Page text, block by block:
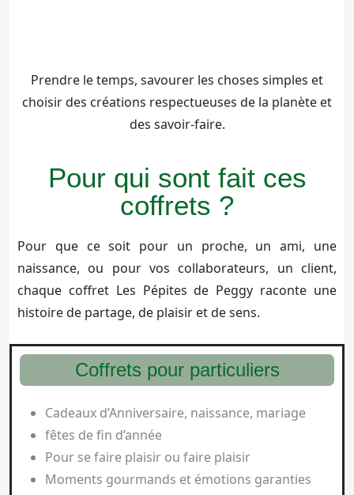
Prendre le temps, savourer les choses simples et
choisir des créations respectueuses de la planète et
des savoir-faire.
Pour qui sont fait ces
coffrets ?
Pour que ce soit pour un proche, un ami, une
naissance, ou pour vos collaborateurs, un client,
chaque coffret Les Pépites de Peggy raconte une
histoire de partage, de plaisir et de sens.
Coffrets pour particuliers
Cadeaux d’Anniversaire, naissance, mariage
fêtes de fin d’année
Pour se faire plaisir ou faire plaisir
Moments gourmands et émotions garanties